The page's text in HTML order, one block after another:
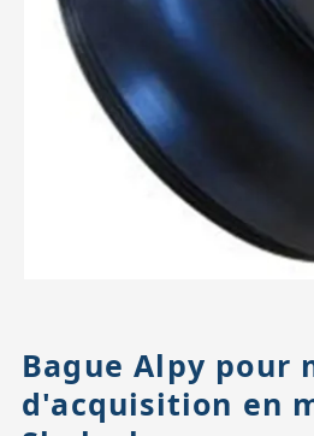
Accessoires pour montures
Pièces détachées
Bague Alpy pour
d'acquisition en